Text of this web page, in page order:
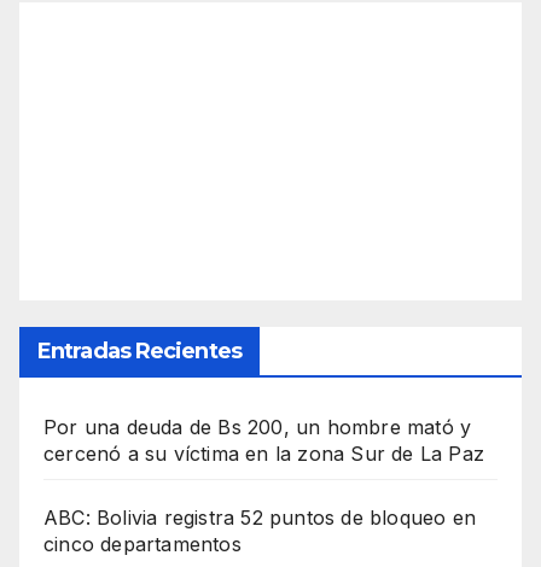
Entradas Recientes
Por una deuda de Bs 200, un hombre mató y
cercenó a su víctima en la zona Sur de La Paz
ABC: Bolivia registra 52 puntos de bloqueo en
cinco departamentos